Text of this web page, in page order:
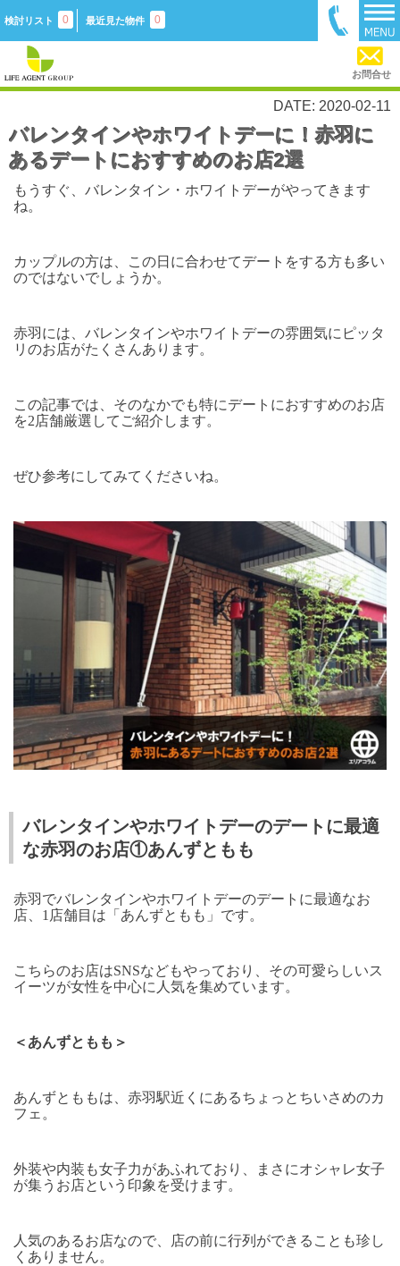
検討リスト 0 最近見た物件 0
お問合せ
DATE: 2020-02-11
バレンタインやホワイトデーに！赤羽に
あるデートにおすすめのお店2選
もうすぐ、バレンタイン・ホワイトデーがやってきます
ね。
カップルの方は、この日に合わせてデートをする方も多い
のではないでしょうか。
赤羽には、バレンタインやホワイトデーの雰囲気にピッタ
リのお店がたくさんあります。
この記事では、そのなかでも特にデートにおすすめのお店
を2店舗厳選してご紹介します。
ぜひ参考にしてみてくださいね。
バレンタインやホワイトデーのデートに最適
な赤羽のお店①あんずともも
赤羽でバレンタインやホワイトデーのデートに最適なお
店、1店舗目は「あんずともも」です。
こちらのお店はSNSなどもやっており、その可愛らしいス
イーツが女性を中心に人気を集めています。
＜あんずともも＞
あんずとももは、赤羽駅近くにあるちょっとちいさめのカ
フェ。
外装や内装も女子力があふれており、まさにオシャレ女子
が集うお店という印象を受けます。
人気のあるお店なので、店の前に行列ができることも珍し
くありません。